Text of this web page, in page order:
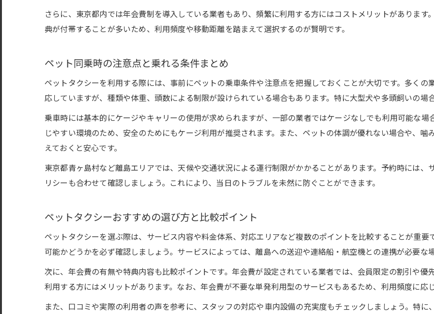
ペットタクシーおすすめ条件の選び方ポイント
ケージ不要で乗れるペットタクシー事情とは
ペットタクシー東京でケージ不要の条件を解説
ケージ不要で安いペットタクシーの選び方
ペットタクシー口コミから見るケージ事情
料金の比較で選ぶ賢いペットタクシーの利用法
ペットタクシー東京の料金相場と利用例
ペットタクシーおすすめの料金比較ポイント
ペットタクシー当日予約時の追加料金を確認
当日予約や対応範囲も解説ペットタクシー
ペットタクシー当日予約の流れと注意点
ペットタクシー東京で当日対応できる業者選び
急な移動に対応するペットタクシーの活用術
ペットタクシーおすすめの対応範囲の確認方法
さらに、東京都内では年会費制を導入している業者もあり、頻繁に利用する方にはコストメリットがありま
典が付帯することが多いため、利用頻度や移動距離を踏まえて選択するのが賢明です。
ペット同乗時の注意点と乗れる条件まとめ
ペットタクシーを利用する際には、事前にペットの乗車条件や注意点を把握しておくことが大切です。多く
応していますが、種類や体重、頭数による制限が設けられている場合もあります。特に大型犬や多頭飼いの場
乗車時には基本的にケージやキャリーの使用が求められますが、一部の業者ではケージなしでも利用可能な
じやすい環境のため、安全のためにもケージ利用が推奨されます。また、ペットの体調が優れない場合や、
えておくと安心です。
東京都青ヶ島村など離島エリアでは、天候や交通状況による運行制限がかかることがあります。予約時には
リシーも合わせて確認しましょう。これにより、当日のトラブルを未然に防ぐことができます。
ペットタクシーおすすめの選び方と比較ポイント
ペットタクシーを選ぶ際は、サービス内容や料金体系、対応エリアなど複数のポイントを比較することが重要
可能かどうかを必ず確認しましょう。サービスによっては、離島への送迎や連絡船・航空機との連携が必要な
次に、年会費の有無や特典内容も比較ポイントです。年会費が設定されている業者では、会員限定の割引や
利用する方にはメリットがあります。なお、年会費が不要な単発利用型のサービスもあるため、利用頻度に応
また、口コミや実際の利用者の声を参考に、スタッフの対応や車内設備の充実度もチェックしましょう。特